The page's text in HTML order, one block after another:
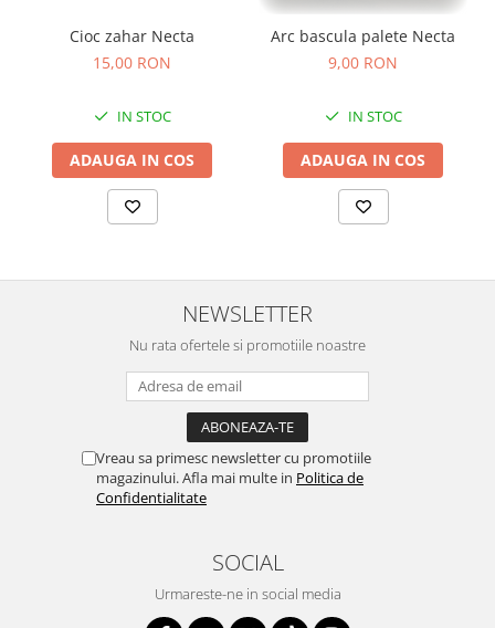
Cioc zahar Necta
15,00 RON
IN STOC
ADAUGA IN COS
Arc bascula palete Necta
9,00 RON
IN STOC
ADAUGA IN COS
NEWSLETTER
Nu rata ofertele si promotiile noastre
Vreau sa primesc newsletter cu promotiile
magazinului. Afla mai multe in Politica de
Confidentialitate
SOCIAL
Urmareste-ne in social media